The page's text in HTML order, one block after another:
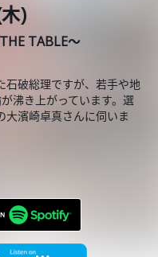
)
TABLE～
石破総理ですが、若手や地
沸き上がっています。選
大濱崎卓真さんに伺いま